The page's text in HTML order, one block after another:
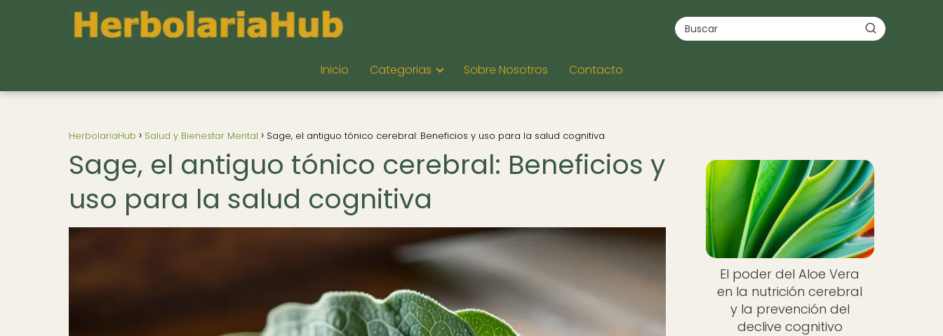
Inicio Categorias Sobre Nosotros Contacto
HerbolariaHub Salud y Bienestar Mental Sage, el antiguo tónico cerebral: Beneficios y uso para la salud cognitiva
Sage, el antiguo tónico cerebral: Beneficios y
uso para la salud cognitiva
El poder del Aloe Vera
en la nutrición cerebral
y la prevención del
declive cognitivo